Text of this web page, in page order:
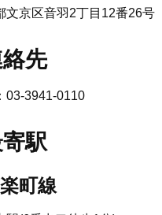
文京区音羽2丁目12番26号
先
03-3941-0110
駅
町線